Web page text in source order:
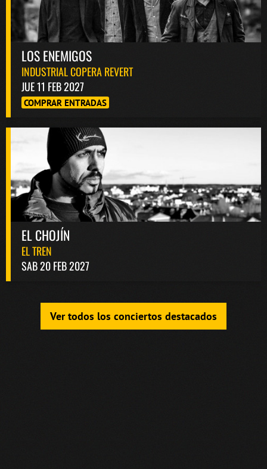
LOS ENEMIGOS
INDUSTRIAL COPERA REVERT
JUE 11 FEB 2027
COMPRAR ENTRADAS
EL CHOJÍN
EL TREN
SAB 20 FEB 2027
Ver todos los conciertos destacados